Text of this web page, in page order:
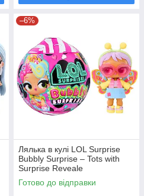
–6%
Лялька в кулі LOL Surprise
Bubbly Surprise – Tots with
Surprise Reveale
Бульбашкова феєрія ЛОЛ
124542
Готово до відправки